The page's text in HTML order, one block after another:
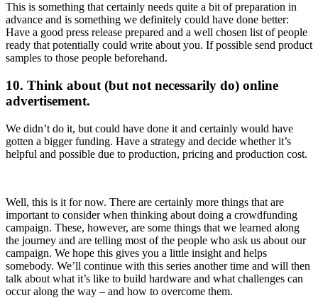
This is something that certainly needs quite a bit of preparation in
advance and is something we definitely could have done better:
Have a good press release prepared and a well chosen list of people
ready that potentially could write about you. If possible send product
samples to those people beforehand.
10. Think about (but not necessarily do) online
advertisement.
We didn’t do it, but could have done it and certainly would have
gotten a bigger funding. Have a strategy and decide whether it’s
helpful and possible due to production, pricing and production cost.
Well, this is it for now. There are certainly more things that are
important to consider when thinking about doing a crowdfunding
campaign. These, however, are some things that we learned along
the journey and are telling most of the people who ask us about our
campaign. We hope this gives you a little insight and helps
somebody. We’ll continue with this series another time and will then
talk about what it’s like to build hardware and what challenges can
occur along the way – and how to overcome them.